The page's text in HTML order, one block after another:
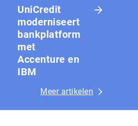
UniCredit
moderniseert
bankplatform
met
Accenture en
IBM
Meer artikelen